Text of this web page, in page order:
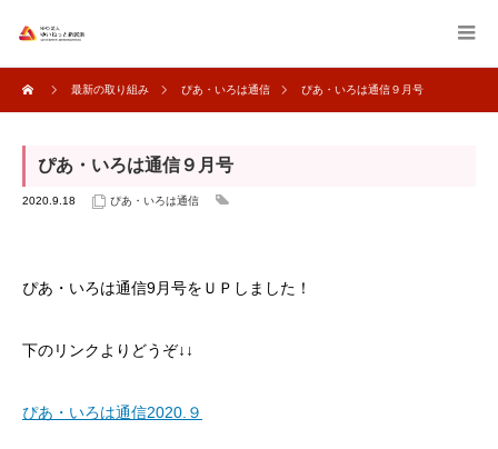
最新の取り組み ぴあ・いろは通信 ぴあ・いろは通信９月号
ぴあ・いろは通信９月号
2020.9.18 ぴあ・いろは通信
ぴあ・いろは通信9月号をＵＰしました！
下のリンクよりどうぞ↓↓
ぴあ・いろは通信2020.９